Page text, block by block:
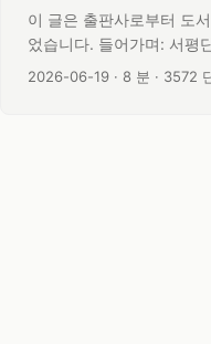
이 글은 출판사로부터 도
었습니다. 들어가며: 서평
니다. 내가 가지고 있는 종
글 작성일:
2026-06-19 · 글 읽기 시간:
8 분 · 글 단어
3572